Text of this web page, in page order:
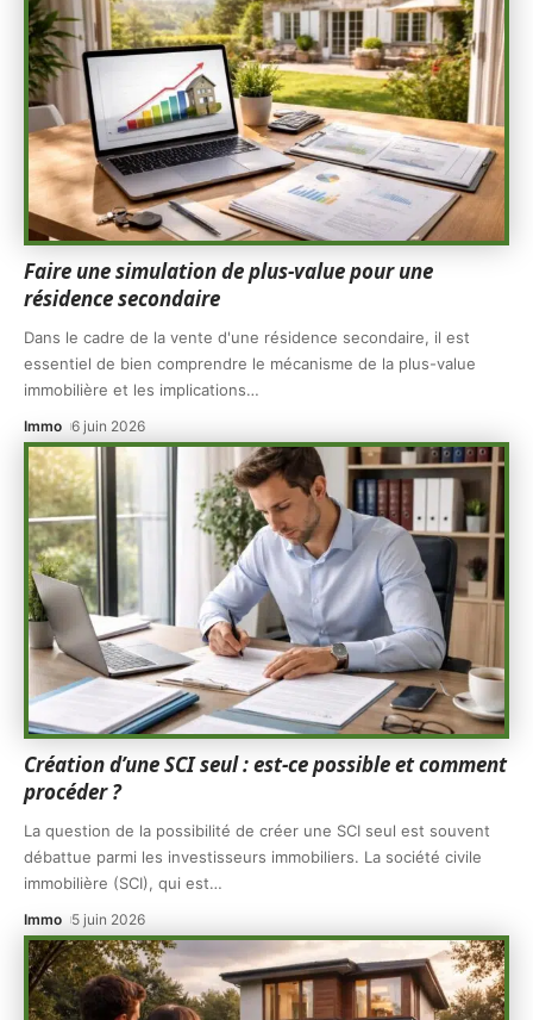
Faire une simulation de plus-value pour une
résidence secondaire
Dans le cadre de la vente d'une résidence secondaire, il est
essentiel de bien comprendre le mécanisme de la plus-value
immobilière et les implications…
Immo 6 juin 2026
Création d’une SCI seul : est-ce possible et comment
procéder ?
La question de la possibilité de créer une SCI seul est souvent
débattue parmi les investisseurs immobiliers. La société civile
immobilière (SCI), qui est…
Immo 5 juin 2026